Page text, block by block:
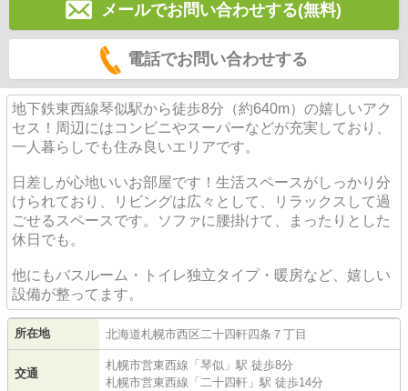
メールでお問い合わせする(無料)
電話でお問い合わせする
地下鉄東西線琴似駅から徒歩8分（約640m）の嬉しいアク
セス！周辺にはコンビニやスーパーなどが充実しており、
一人暮らしでも住み良いエリアです。
日差しが心地いいお部屋です！生活スペースがしっかり分
けられており、リビングは広々として、リラックスして過
ごせるスペースです。ソファに腰掛けて、まったりとした
休日でも。
他にもバスルーム・トイレ独立タイプ・暖房など、嬉しい
設備が整ってます。
所在地 北海道札幌市西区二十四軒四条 ７丁目
交通
札幌市営東西線 「 琴似 」駅 徒歩8分
札幌市営東西線 「 二十四軒 」駅 徒歩14分